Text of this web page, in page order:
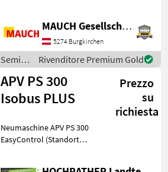
tecnici: - Anno di
costruzione 2019 - 3 file di
erpici - PS 500 c
MAUCH Gesellschaft m.b.H. & Co.KG
5274 Burgkirchen
Semina
e cura /
CFS
Rivenditore Premium Gold
APV PS 300
Isobus PLUS
Prezzo
su
richiesta
Neumaschine APV PS 300
EasyControl (Standort